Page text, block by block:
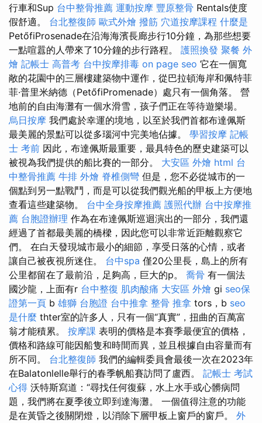
行車和Sup 台中整骨推薦 運動按摩 豐原整骨 Rentals使度
假舒適。 台北整復師 歐式外燴 撥筋 穴道按摩課程 什麼是
PetőfiProsenade在沿海海濱長廊步行10分鐘，為那些想要
一點喧囂的人帶來了10分鐘的步行路程。 護照換發 聚餐 外
燴 記帳士 高普考 台中按摩排毒 on page seo 它在一個寬
敞的花園中的三層樓建築物中運作，從巴拉頓海岸和佩特菲
菲·普里米納德（PetőfiPromenade）處只有一個角落。 營
地前的自由海灘有一個水滑雪，孩子們正在等待遊樂場。
烏日按摩 我們處於幸運的境地，以至於我們首都布達佩斯
最美麗的景點可以從多瑙河中完美地佔據。 學習按摩 記帳
士 考前 因此，布達佩斯最重要，最具特色的歷史建築可以
被視為我們提供的船比賽的一部分。 大安區 外燴 html 台
中整骨推薦 牛排 外燴 脊椎側彎 但是，您不必從城市的一
個點到另一點戰鬥，而是可以從我們觀光船的甲板上方便地
查看這些建築物。 台中全身按摩推薦 護照代辦 台中按摩推
薦 台胞證辦理 作為在布達佩斯巡迴演出的一部分，我們還
經過了首都最美麗的橋樑，因此您可以非常近距離觀察它
們。 在白天發現城市最小的細節，享受日落的心情，或者
讓自己被夜視所迷住。 台中spa 僅20公里長，島上的所有
公里都留在了最前沿，足夠高，巨大的p。 喬骨 有一個法
國沙龍，上面有r 台中整復 肌肉酸痛 大安區 外燴 gi seo保
證第一頁 b 雄獅 台胞證 台中推拿 整骨 推拿 tors，b seo
是什麼 thter室的許多人，只有一個“真實”，扭曲的百萬富
翁才能積累。 按摩課 表明的價格是本賽季最便宜的價格，
價格和路線可能因船隻和時間而異，並且根據自由容量而有
所不同。 台北整復師 我們的編輯委員會最後一次在2023年
在Balatonlelle舉行的春季帆船賽訪問了盧西。 記帳士 考試
心得 沃特斯寫道：“尋找任何復蘇，水上水手或心髒病問
題，我們將在夏季後立即到達海灘。 一個值得注意的功能
是在黃昏之後關閉燈，以消除下層甲板上窗戶的窗戶。 外